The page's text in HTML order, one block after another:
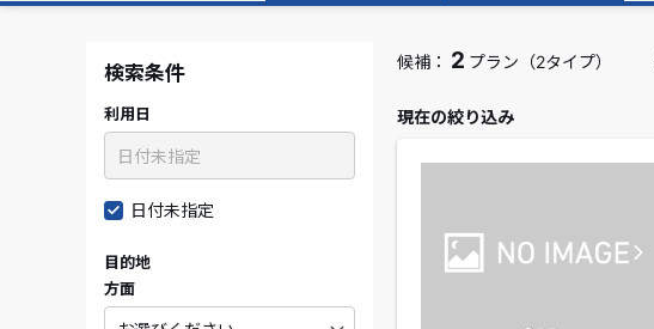
検索条件
利用日
日付未指定
目的地
方面
現在の絞り込み
候補： 2 プラン（2タイプ）